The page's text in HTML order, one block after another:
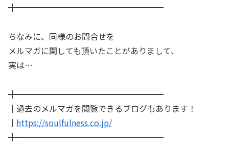
╋━━━━━━━━━━━━━━━━━━
ちなみに、同様のお問合せを
メルマガに関しても頂いたことがありまして、
実は…
╋━━━━━━━━━━━━━━━━━━
┃過去のメルマガを閲覧できるブログもあります！
┃ https://soulfulness.co.jp/
╋━━━━━━━━━━━━━━━━━━